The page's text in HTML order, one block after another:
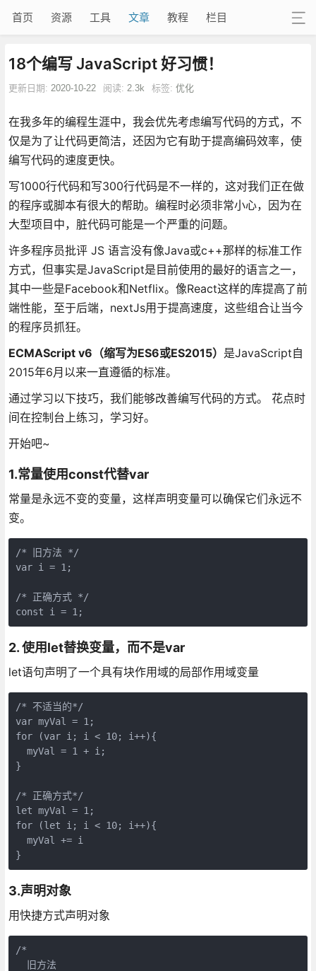
首页 资源 工具 文章 教程 栏目
18个编写 JavaScript 好习惯！
更新日期: 2020-10-22 阅读: 2.3k 标签: 优化
在我多年的编程生涯中，我会优先考虑编写代码的方式，不
仅是为了让代码更简洁，还因为它有助于提高编码效率，使
编写代码的速度更快。
写1000行代码和写300行代码是不一样的，这对我们正在做
的程序或脚本有很大的帮助。编程时必须非常小心，因为在
大型项目中，脏代码可能是一个严重的问题。
许多程序员批评 JS 语言没有像Java或c++那样的标准工作
方式，但事实是JavaScript是目前使用的最好的语言之一，
其中一些是Facebook和Netflix。像React这样的库提高了前
端性能，至于后端，nextJs用于提高速度，这些组合让当今
的程序员抓狂。
ECMAScript v6（缩写为ES6或ES2015） 是JavaScript自
2015年6月以来一直遵循的标准。
通过学习以下技巧，我们能够改善编写代码的方式。 花点时
间在控制台上练习，学习好。
开始吧~
1.常量使用const代替var
常量是永远不变的变量，这样声明变量可以确保它们永远不
变。
/* 旧方法 */
var i = 1 ;
/* 正确方式 */
const i = 1 ;
2. 使用let替换变量，而不是var
let语句声明了一个具有块作用域的局部作用域变量
/* 不适当的*/
var myVal = 1
for (var i; i < 10; i++){
  myVal =
1
+ i;
}
/* 正确方式*/
let myVal = 1
for (let i; i < 10; i++){
  myVal += i
}
3.声明对象
用快捷方式声明对象
/*
  旧方法